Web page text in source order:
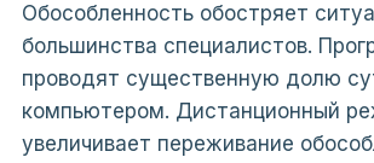
Обособленность обостряет
большинства специалистов.
проводят существенную долю
компьютером. Дистанционный
увеличивает переживание